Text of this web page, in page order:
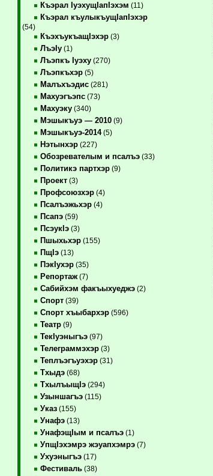
Къэрал IуэхущIапIэхэм (11)
Къэрал къулыкъущIапIэхэр
(54)
КъэхъукъащIэхэр(3)
ЛъэIу(1)
Лъэпкъ Iуэху(270)
Лъэпкъхэр(5)
Малъхъэдис(281)
Махуэгъэпс(73)
Махуэку(340)
Мэшыкъуэ — 2010(9)
Мэшыкъуэ-2014(5)
Нэтынхэр(227)
Обозревателым и псалъэ(33)
Политикэ партхэр(9)
Проект(3)
Профсоюзхэр(4)
Псалъэжьхэр(4)
Псапэ(59)
ПсэукIэ(3)
Пшыхьхэр(155)
ПщIэ(13)
ПэкIухэр(35)
Репортаж(7)
Сабийхэм факъыхуеджэ(2)
Спорт(39)
Спорт хъыбархэр(596)
Театр(9)
ТекIуэныгъэ(97)
Телеграммэхэр(3)
Теплъэгъуэхэр(31)
Тхыдэ(68)
ТхылъыщIэ(294)
Узыншагъэ(115)
Указ(155)
Унафэ(13)
УнафэщIым и псалъэ(1)
УпщIэхэмрэ жэуапхэмрэ(7)
Ухуэныгъэ(17)
Фестиваль(38)